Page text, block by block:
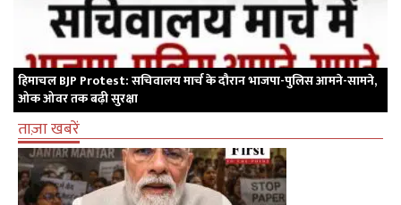
हिमाचल BJP Protest: सचिवालय मार्च के दौरान भाजपा-पुलिस आमने-सामने,
ओक ओवर तक बढ़ी सुरक्षा
ताज़ा खबरें